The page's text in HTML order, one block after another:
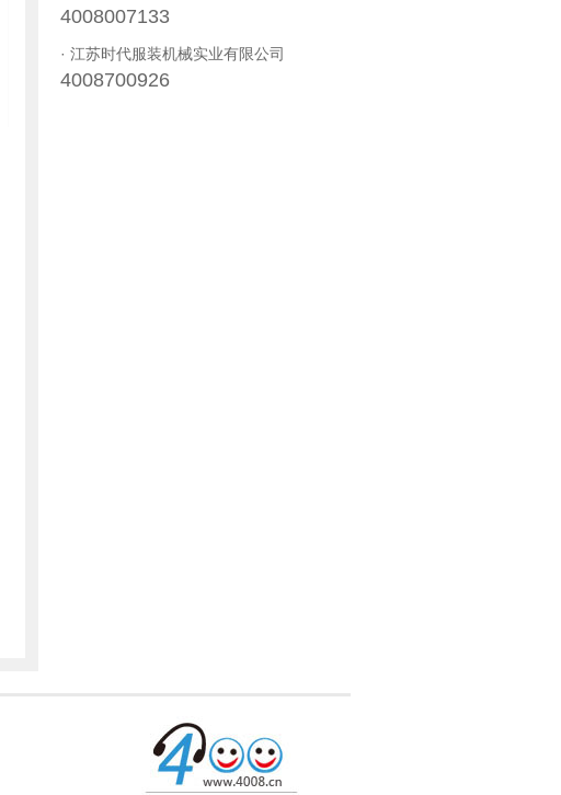
4008007133
· 江苏时代服装机械实业有限公司
4008700926